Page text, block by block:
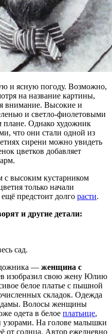
и ясную погоду. Возможно,
на название картины,
внимание. Высокие и
и светло-фиолетовыми
плане. Однако художник
что они стали одной из
сирени можно увидеть
цветков добавляет
с высоким кустарником
только начали
предстоит долго расти.
и другие детали:
сад.
— женщина с
изобразил свою жену Юлию
белое платье с пышной
складок. Одежда
дамы. Волосы женщины
одета в белое платьице,
узорами. На голове малышки
от солнца. Автор ежедневно